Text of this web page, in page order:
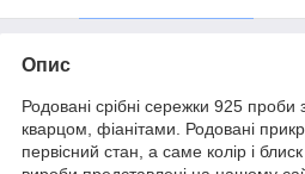
Опис
Родовані срібні сережки 925
кварцом, фіанітами. Родовані
первісний стан, а саме колір і